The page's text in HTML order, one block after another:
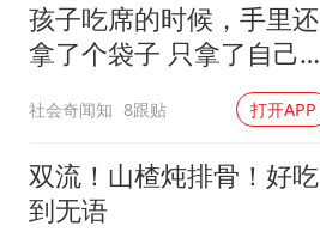
孩子吃席的时候，手里还
拿了个袋子 只拿了自己那
一份，当地：本身主家就
会发袋子的
社会奇闻知 8跟贴 打开APP
双流！山楂炖排骨！好吃
到无语